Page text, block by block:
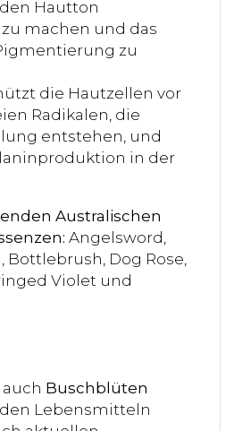
Hautton
machen und das
zu
die Hautzellen vor
Radikalen, die
entstehen, und
in der
Australischen
Angelsword,
Bottlebrush, Dog Rose,
Violet und
auch Buschblüten
Lebensmitteln